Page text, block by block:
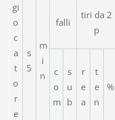
gi
o
c
a
t
o
r
e
s
5
m
i
n
falli
tiri da 2
p
c
o
m
s
u
b
r
e
a
t
e
n
%